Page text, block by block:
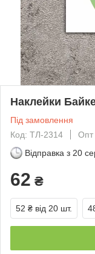
Наклейки
Під замовлення
Код: ТЛ-2314
Опт
Відправка з 20
62 ₴
52 ₴ від 20 шт.